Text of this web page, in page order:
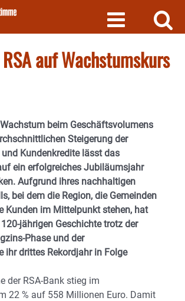
auf Wachstumskurs
beim Geschäftsvolumens
Steigerung der
Kundenkredite lässt das
ein erfolgreiches Jubiläumsjahr
Aufgrund ihres nachhaltigen
bei dem die Region, die Gemeinden
Kunden im Mittelpunkt stehen, hat
jährigen Geschichte trotz der
Phase und der
ihr drittes Rekordjahr in Folge
der RSA-Bank stieg im
22 % auf 558 Millionen Euro. Damit